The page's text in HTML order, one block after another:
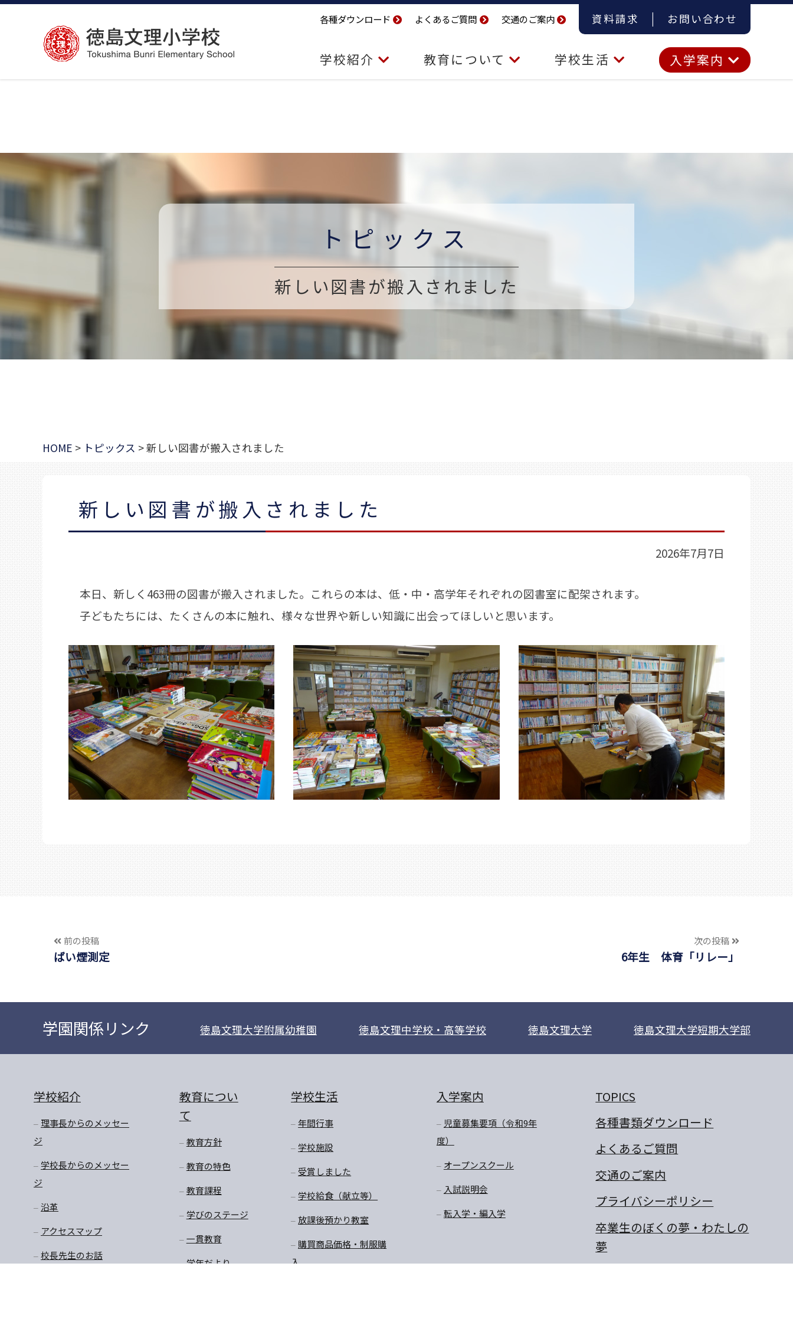
コ
ス
キ
プ
各種ダウンロード よくあるご質問 交通のご案内 資料請求 お問い合わせ
学校紹介 教育について 学校生活 入学案内
トピックス
新しい図書が搬入されました
HOME > トピックス >新しい図書が搬入されました
新しい図書が搬入されました
2026年7月7日
本日、新しく463冊の図書が搬入されました。これらの本は、低・中・高学年それぞれの図書室に配架されます。
子どもたちには、たくさんの本に触れ、様々な世界や新しい知識に出会ってほしいと思います。
次の投稿
6年生 体育「リレー」
前の投稿
ばい煙測定
学園関係リンク 徳島文理大学附属幼稚園 徳島文理中学校・高等学校 徳島文理大学 徳島文理大学短期大学部
学校紹介
理事長からのメッセー
ジ
学校長からのメッセー
ジ
沿革
アクセスマップ
校長先生のお話
教育につい
て
教育方針
教育の特色
教育課程
学びのステージ
一貫教育
学年だより
学校生活
年間行事
学校施設
受賞しました
学校給食（献立等）
放課後預かり教室
購買商品価格・制服購
入
入学案内
児童募集要項（令和9年
度）
オープンスクール
入試説明会
転入学・編入学
TOPICS
各種書類ダウンロード
よくあるご質問
交通のご案内
プライバシーポリシー
卒業生のぼくの夢・わたしの
夢